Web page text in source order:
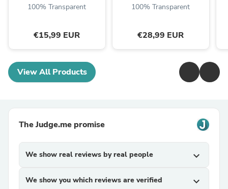
100% Transparent
€15,99 EUR
100% Transparent
€28,99 EUR
View All Products
The Judge.me promise
We show real reviews by real people expand_more
We show you which reviews are verified expand_more